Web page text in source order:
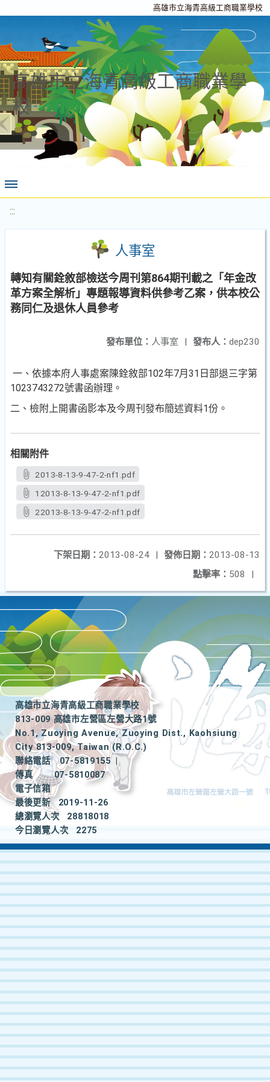
高雄市立海青高級工商職業學校
高雄市立海青高級工商職業學
校
:::
人事室
轉知有關銓敘部檢送今周刊第864期刊載之「年金改
革方案全解析」專題報導資料供參考乙案，供本校公
務同仁及退休人員參考
發布人： dep230
發布單位： 人事室 |
一、依據本府人事處案陳銓敘部102年7月31日部退三字第
1023743272號書函辦理。
二、檢附上開書函影本及今周刊發布簡述資料1份。
相關附件
2013-8-13-9-47-2-nf1.pdf
12013-8-13-9-47-2-nf1.pdf
22013-8-13-9-47-2-nf1.pdf
發佈日期： 2013-08-13
下架日期： 2013-08-24
|
點擊率： 508 |
高雄市立海青高級工商職業學校
813-009 高雄市左營區左營大路1號
No.1, Zuoying Avenue, Zuoying Dist., Kaohsiung
City 813-009, Taiwan (R.O.C.)
聯絡電話
07-5819155
|
傳真
07-5810087
電子信箱
最後更新
2019-11-26
總瀏覽人次
28818018
今日瀏覽人次
2275